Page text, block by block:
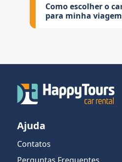
Como escolher o
para minha
Ajuda
Contatos